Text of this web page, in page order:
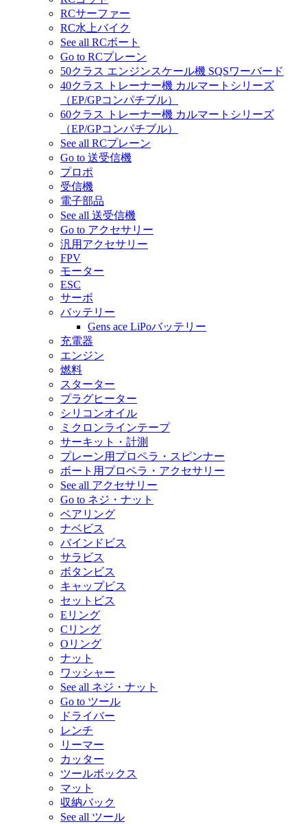
RCサーファー
RC水上バイク
See all RCボート
Go to RCプレーン
50クラス エンジンスケール機 SQSワーバード
40クラス トレーナー機 カルマートシリーズ
（EP/GPコンパチブル）
60クラス トレーナー機 カルマートシリーズ
（EP/GPコンパチブル）
See all RCプレーン
Go to 送受信機
プロポ
受信機
電子部品
See all 送受信機
Go to アクセサリー
汎用アクセサリー
FPV
モーター
ESC
サーボ
バッテリー
Gens ace LiPoバッテリー
充電器
エンジン
燃料
スターター
プラグヒーター
シリコンオイル
ミクロンラインテープ
サーキット・計測
プレーン用プロペラ・スピンナー
ボート用プロペラ・アクセサリー
See all アクセサリー
Go to ネジ・ナット
ベアリング
ナベビス
バインドビス
サラビス
ボタンビス
キャップビス
セットビス
Eリング
Cリング
Oリング
ナット
ワッシャー
See all ネジ・ナット
Go to ツール
ドライバー
レンチ
リーマー
カッター
ツールボックス
マット
収納バック
See all ツール